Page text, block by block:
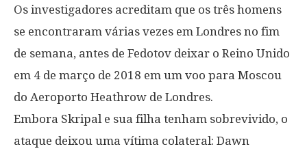
Os investigadores acreditam que os três homens
se encontraram várias vezes em Londres no fim
de semana, antes de Fedotov deixar o Reino Unido
em 4 de março de 2018 em um voo para Moscou
do Aeroporto Heathrow de Londres.
Embora Skripal e sua filha tenham sobrevivido, o
ataque deixou uma vítima colateral: Dawn